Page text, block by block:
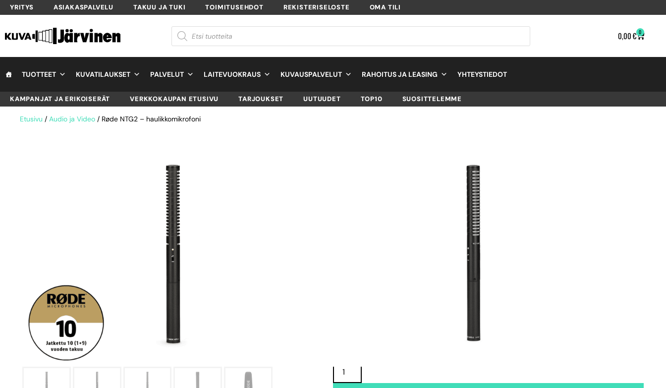
YRITYS ASIAKASPALVELU TAKUU JA TUKI TOIMITUSEHDOT REKISTERISELOSTE OMA TILI
0,00€ 0
TUOTTEET KUVATILAUKSET PALVELUT LAITEVUOKRAUS KUVAUSPALVELUT RAHOITUS JA LEASING YHTEYSTIEDOT
KAMPANJAT JA ERIKOISERÄT VERKKOKAUPAN ETUSIVU TARJOUKSET UUTUUDET TOP10 SUOSITTELEMME
Etusivu / Audio ja Video / Røde NTG2 – haulikkomikrofoni
Toimitus heti! (1 kpl varastossa)
Ei varastossa.